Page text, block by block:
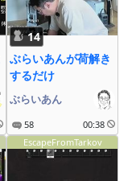
14
ぶらいあんが荷解き
するだけ
ぶらいあん
58
00:38
EscapeFromTarkov